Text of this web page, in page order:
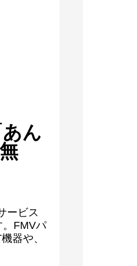
ん
ービス
。FMVパ
器や、